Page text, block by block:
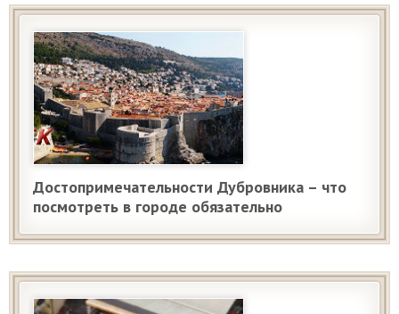
Достопримечательности Дубровника – что
посмотреть в городе обязательно